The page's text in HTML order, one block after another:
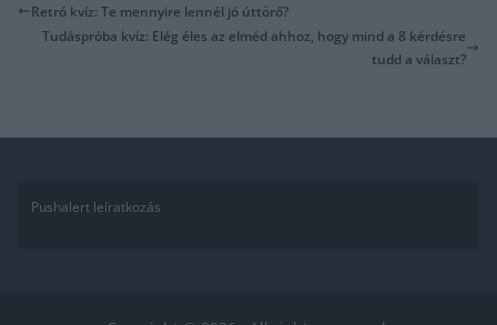
Retró kvíz: Te mennyire lennél jó úttörő?
Tudáspróba kvíz: Elég éles az elméd ahhoz, hogy mind a 8 kérdésre
tudd a választ?
Pushalert leíratkozás